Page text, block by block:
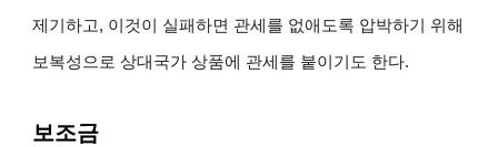
제기하고, 이것이 실패하면 관세를 없애도록 압박하기 위해
보복성으로 상대국가 상품에 관세를 붙이기도 한다.
보조금